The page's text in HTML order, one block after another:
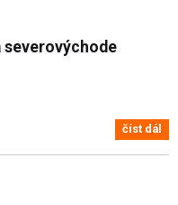
severovýchode
číst dál